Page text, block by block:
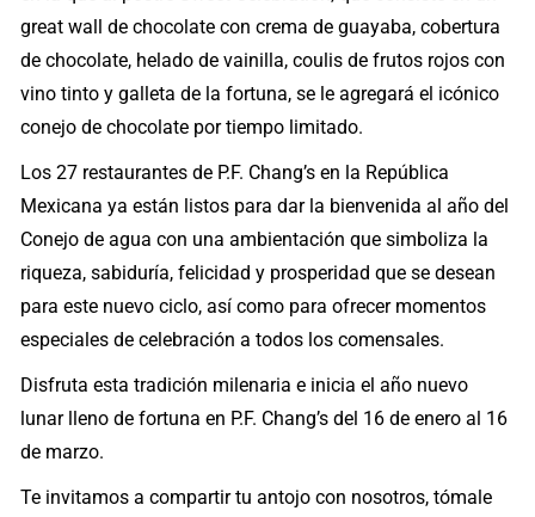
great wall de chocolate con crema de guayaba, cobertura
de chocolate, helado de vainilla, coulis de frutos rojos con
vino tinto y galleta de la fortuna, se le agregará el icónico
conejo de chocolate por tiempo limitado.
Los 27 restaurantes de P.F. Chang’s en la República
Mexicana ya están listos para dar la bienvenida al año del
Conejo de agua con una ambientación que simboliza la
riqueza, sabiduría, felicidad y prosperidad que se desean
para este nuevo ciclo, así como para ofrecer momentos
especiales de celebración a todos los comensales.
Disfruta esta tradición milenaria e inicia el año nuevo
lunar lleno de fortuna en P.F. Chang’s del 16 de enero al 16
de marzo.
Te invitamos a compartir tu antojo con nosotros, tómale